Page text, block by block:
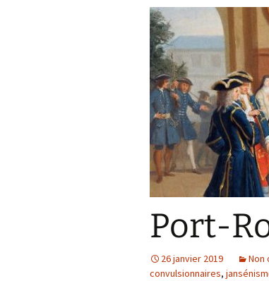
Port-
26 janvier 2019 Non
convulsionnaires,